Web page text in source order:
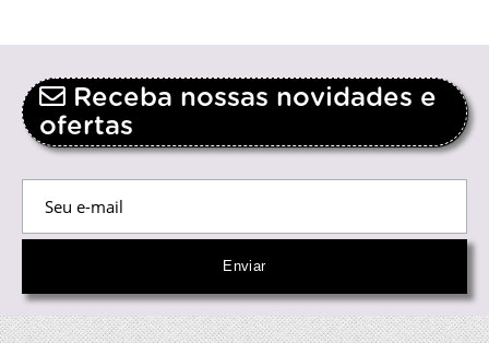
Receba nossas novidades e
ofertas